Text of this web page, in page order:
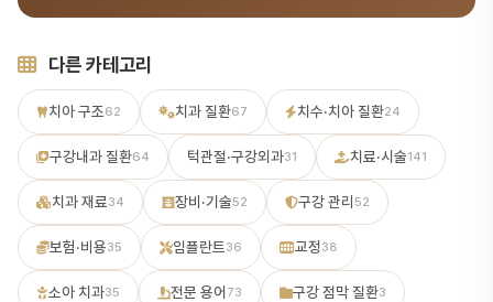
다른 카테고리
치아 구조62 치과 질환67 치수·치아 질환24
구강내과 질환64 턱관절·구강외과31 치료·시술141
치과 재료34 장비·기술52 구강 관리 52
보험·비용35 임플란트 36 교정38
소아 치과35 전문 용어 73 구강 점막 질환3